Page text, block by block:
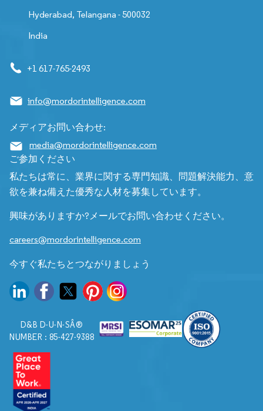
Hyderabad, Telangana - 500032
India
+1 617-765-2493
info@mordorintelligence.com
メディアお問い合わせ:
media@mordorintelligence.com
ご参加ください
私たちは常に、業界に関する専門知識、問題解決能力、意
欲を兼ね備えた優秀な人材を募集しています。
興味がありますか?メールでお問い合わせください。
careers@mordorintelligence.com
今すぐ私たちとつながりましょう
D&B D-U-N-SÂ®
NUMBER : 85-427-9388